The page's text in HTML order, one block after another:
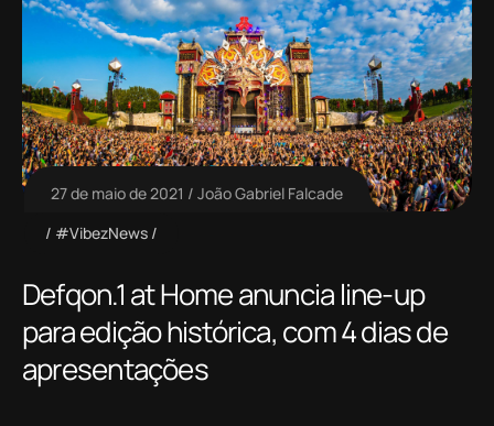
27 de maio de 2021
João Gabriel Falcade
#VibezNews
Defqon.1 at Home anuncia line-up
para edição histórica, com 4 dias de
apresentações